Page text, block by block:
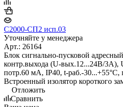
С2000-СП2 исп.03
Уточняйте у менеджера
Арт.: 26164
Блок сигнально-пусковой
контр.выхода (U-вых.12...24В/3А),
потр.60 мА, IP40, t-раб.-30...+55°С,
Встроенный изолятор короткого
Отложить
Сравнить